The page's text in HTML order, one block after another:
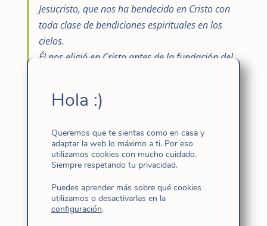
Jesucristo, que nos ha bendecido en Cristo con
toda clase de bendiciones espirituales en los
cielos.
Él nos eligió en Cristo antes de la fundación del
Él nos ha destinado por medio de Jesucristo,
hijos, para alabanza de la gloria de su gracia,
que tan generosamente nos ha concedido en el
Amado.
En él hemos heredado también, los que ya
estábamos destinados por decisión del que lo
hace todo según su voluntad, para que seamos
Hola :)
Queremos que te sientas como en casa y
adaptar la web lo máximo a ti. Por eso
utilizamos cookies con mucho cuidado.
Siempre respetando tu privacidad.
Puedes aprender más sobre qué cookies
utilizamos o desactivarlas en la
configuración.